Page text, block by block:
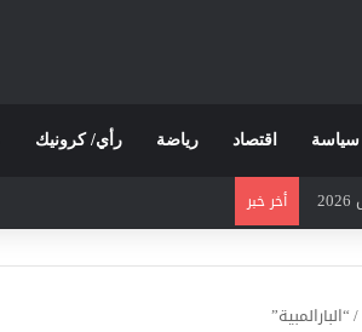
سياسة اقتصاد رياضة رأي/ كرونيك
أخر خبر
/“البارالمبية”